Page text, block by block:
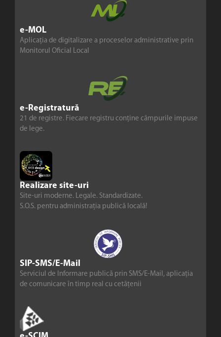
e-MOL
Aplicația de digitalizare a proceselor administrative prin
Monitorul Oficial Local
e-Registratură
21 de registre. Fiecare registru conține câmpurile impuse
de lege.
Realizare site-uri
Site-uri moderne. Legale. Standardizate.
S.O.S. pentru administrația publică locală!
SIP-SMS/E-Mail
Serviciul de Informare publică prin SMS/E-Mail, aplicația
de comunicare în timp real cu cetățenii